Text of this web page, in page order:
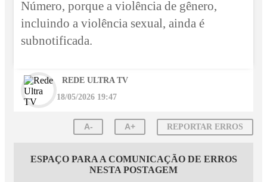
Número, porque a violência de gênero,
incluindo a violência sexual, ainda é
subnotificada.
REDE ULTRA TV
18/05/2026 19:47
A- A+ REPORTAR ERROS
ESPAÇO PARA A COMUNICAÇÃO DE ERROS
NESTA POSTAGEM